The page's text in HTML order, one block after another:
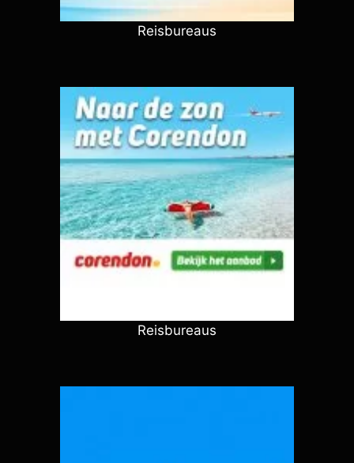
Reisbureaus
Reisbureaus